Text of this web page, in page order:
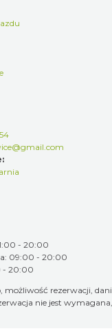
- 20:00
09:00 - 20:00
- 20:00
możliwość rezerwacji,
nie jest